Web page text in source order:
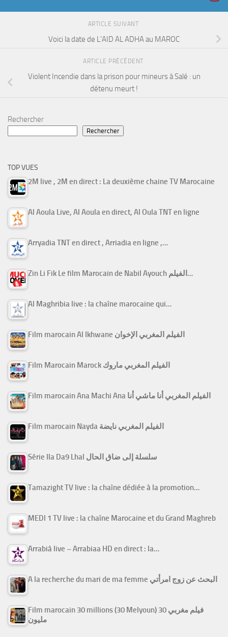
ARTICLE SUIVANT
Voici la date de L’AID AL ADHA au MAROC
ARTICLE PRÉCÉDENT
Violent Incendie dans la prison pour mineurs à Salé : un
détenu meurt !
Rechercher
Rechercher
TOP VUES
2M live , 2M en direct : La deuxième chaine TV Marocaine
Al Aoula Live, Al Aoula en direct, Al Oula TNT en ligne
Arryadia TNT en direct , Arriadia en ligne ,…
Zin Li Fik Le film Marocain de Nabil Ayouch الفيلم…
Al Maghribia live : la chaîne marocaine qui…
Film marocain Al Ikhwane الفيلم المغربي الإخوان
Film Marocain Marock الفيلم المغربي ماروك
Film marocain Ana Machi Ana الفيلم المغربي أنا ماشي أنا
Film marocain Nayda الفيلم المغربي نايضة
Série Ila Da9 Lhal سلسلة إلى ضاق الحال
Tamazight TV live : la chaîne dédiée à la promotion…
MEDI 1 TV live : la chaîne Marocaine et du Grand Maghreb
Arrabiâ live – Arrabiaa HD en direct : la…
A la recherche du mari de ma femme البحث عن زوج امرأتي
Film marocain 30 millions (30 Melyoun) فيلم مغربي 30
مليون